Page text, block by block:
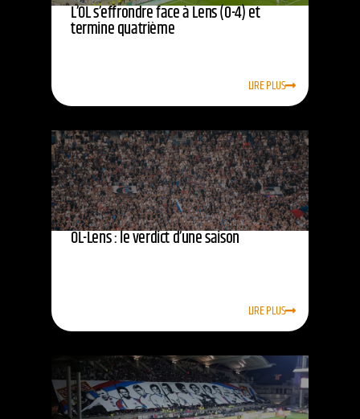
L’OL s’effrondre face à Lens (0-4) et
termine quatrième
LIRE PLUS
OL-Lens : le verdict d’une saison
LIRE PLUS